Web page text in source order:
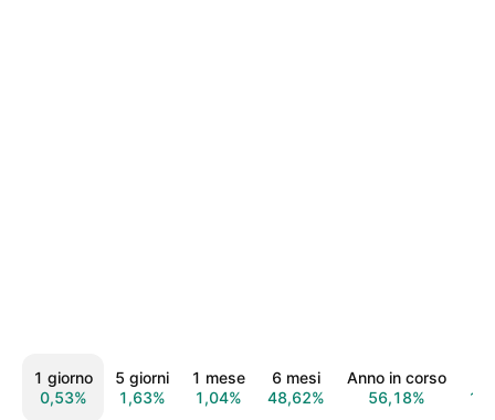
1 giorno
0,53%
5 giorni
1,63%
1 mese
1,04%
6 mesi
48,62%
Anno in corso
56,18%